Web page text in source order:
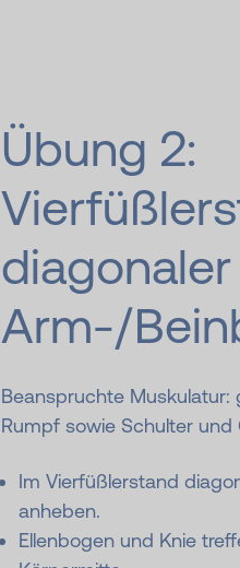
Übung 2:
diagonaler
Arm-/
Beanspruchte Muskulatur:
Rumpf sowie Schulter und
Im Vierfüßlerstand
anheben.
Ellenbogen und Knie